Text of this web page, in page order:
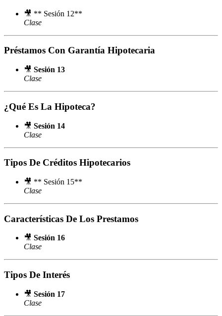
🎥 ** Sesión 12**
Clase
Préstamos Con Garantía Hipotecaria
🎥 Sesión 13
Clase
¿Qué Es La Hipoteca?
🎥 Sesión 14
Clase
Tipos De Créditos Hipotecarios
🎥 ** Sesión 15**
Clase
Características De Los Prestamos
🎥 Sesión 16
Clase
Tipos De Interés
🎥 Sesión 17
Clase